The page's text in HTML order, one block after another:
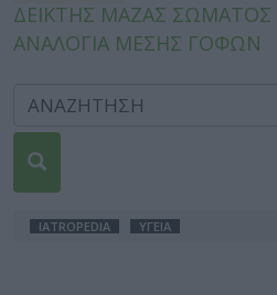
ΔΕΙΚΤΗΣ ΜΑΖΑΣ ΣΩΜΑΤΟΣ
ΑΝΑΛΟΓΙΑ ΜΕΣΗΣ ΓΟΦΩΝ
IATROPEDIA ΥΓΕΙΑ